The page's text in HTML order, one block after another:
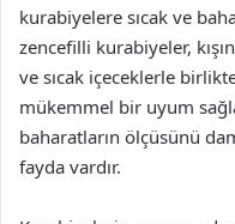
kurabiyelere sıcak ve
zencefilli kurabiyeler,
ve sıcak içeceklerle
mükemmel bir uyum
baharatların ölçüsünü
fayda vardır.